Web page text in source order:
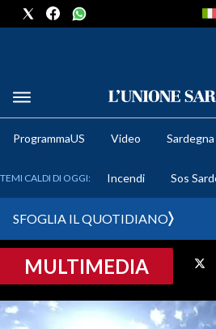
METEO
CRONACA SARDEGNA
PROVINCIA DI CAGLIARI
ProgrammaUS Video Sardegna
TEMI CALDI DI OGGI: Incendi Sos
SFOGLIA IL QUOTIDIANO
MULTIMEDIA